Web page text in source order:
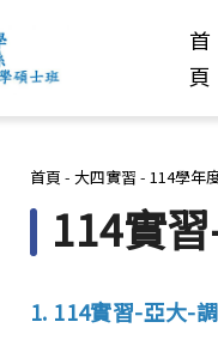
首
頁
您在這裡
首頁 - 大四實習 - 114學年
114實
1. 114實習-亞大-